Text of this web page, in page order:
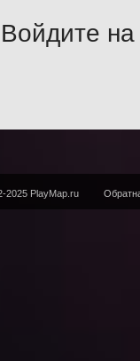
Войдите на
2025 PlayMap.ru